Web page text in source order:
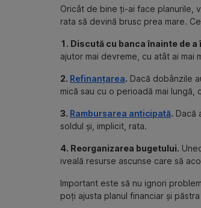
Oricât de bine ți-ai face planurile,
rata să devină brusc prea mare.
1. Discută cu banca înainte de a
ajutor mai devreme, cu atât ai mai
2. Refinanțarea. Dacă dobânzile
mică sau cu o perioadă mai
3. Rambursarea anticipată. Dacă
soldul și, implicit, rata.
4. Reorganizarea bugetului.
iveală resurse ascunse care să
Important este să nu ignori
poți ajusta planul financiar și